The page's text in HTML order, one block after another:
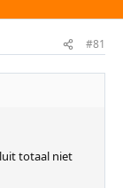
#81
totaal niet